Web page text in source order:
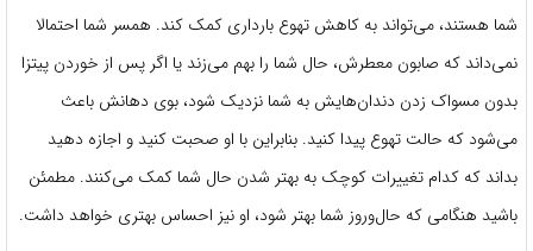
شما هستند، می‌تواند به کاهش تهوع بارداری کمک کند. همسر شما احتمالا
نمی‌داند که صابون معطرش، حال شما را بهم می‌زند یا اگر پس از خوردن پیتزا
بدون مسواک زدن دندان‌هایش به شما نزدیک شود، بوی دهانش باعث
می‌شود که حالت تهوع پیدا کنید. بنابراین با او صحبت کنید و اجازه دهید
بداند که کدام تغییرات کوچک به بهتر شدن حال شما کمک می‌کنند. مطمئن
باشید هنگامی که حال‌وروز شما بهتر شود، او نیز احساس بهتری خواهد داشت.